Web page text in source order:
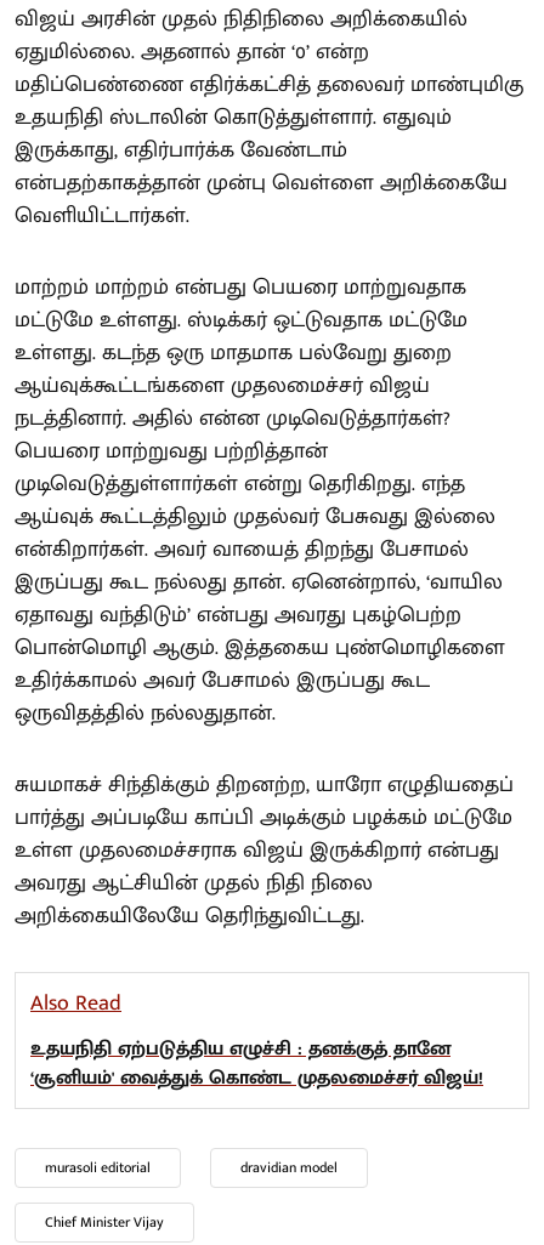
விஜய் அரசின் முதல் நிதிநிலை அறிக்கையில்
ஏதுமில்லை. அதனால் தான் ‘0’ என்ற
மதிப்பெண்ணை எதிர்க்கட்சித் தலைவர் மாண்புமிகு
உதயநிதி ஸ்டாலின் கொடுத்துள்ளார். எதுவும்
இருக்காது, எதிர்பார்க்க வேண்டாம்
என்பதற்காகத்தான் முன்பு வெள்ளை அறிக்கையே
வெளியிட்டார்கள்.
மாற்றம் மாற்றம் என்பது பெயரை மாற்றுவதாக
மட்டுமே உள்ளது. ஸ்டிக்கர் ஒட்டுவதாக மட்டுமே
உள்ளது. கடந்த ஒரு மாதமாக பல்வேறு துறை
ஆய்வுக்கூட்டங்களை முதலமைச்சர் விஜய்
நடத்தினார். அதில் என்ன முடிவெடுத்தார்கள்?
பெயரை மாற்றுவது பற்றித்தான்
முடிவெடுத்துள்ளார்கள் என்று தெரிகிறது. எந்த
ஆய்வுக் கூட்டத்திலும் முதல்வர் பேசுவது இல்லை
என்கிறார்கள். அவர் வாயைத் திறந்து பேசாமல்
இருப்பது கூட நல்லது தான். ஏனென்றால், ‘வாயில
ஏதாவது வந்திடும்’ என்பது அவரது புகழ்பெற்ற
பொன்மொழி ஆகும். இத்தகைய புண்மொழிகளை
உதிர்க்காமல் அவர் பேசாமல் இருப்பது கூட
ஒருவிதத்தில் நல்லதுதான்.
சுயமாகச் சிந்திக்கும் திறனற்ற, யாரோ எழுதியதைப்
பார்த்து அப்படியே காப்பி அடிக்கும் பழக்கம் மட்டுமே
உள்ள முதலமைச்சராக விஜய் இருக்கிறார் என்பது
அவரது ஆட்சியின் முதல் நிதி நிலை
அறிக்கையிலேயே தெரிந்துவிட்டது.
Also Read
உதயநிதி ஏற்படுத்திய எழுச்சி : தனக்குத் தானே
‘சூனியம்' வைத்துக் கொண்ட முதலமைச்சர் விஜய்!
murasoli editorial dravidian model
Chief Minister Vijay